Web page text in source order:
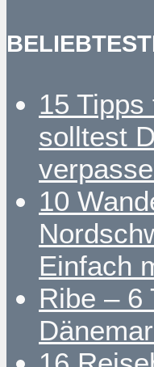
15
solltest
10
Einfach
Ribe – 6